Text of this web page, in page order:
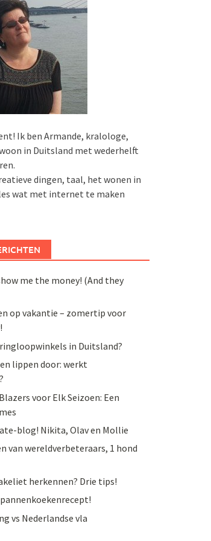
Ik ben Armande, kralologe,
in Duitsland met wederhelft
dingen, taal, het wonen in
wat met internet te maken
me the money! (And they
op vakantie – zomertip voor
in Duitsland?
en lippen door: werkt
voor Elk Seizoen: Een
blog! Nikita, Olav en Mollie
van wereldverbeteraars, 1 hond
herkennen? Drie tips!
vs Nederlandse vla